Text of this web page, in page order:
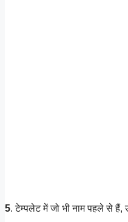
5. टेम्पलेट में जो भी नाम पहले से